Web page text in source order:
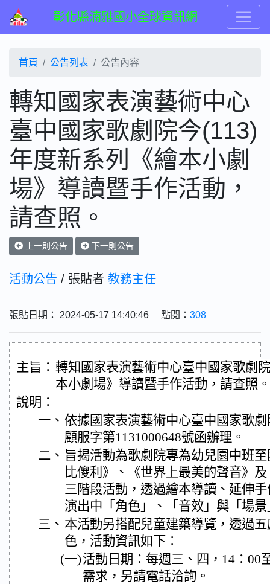
彰化縣湳雅國小全球資訊網
首頁 公告列表 公告內容
轉知國家表演藝術中心
臺中國家歌劇院今(113)
年度新系列《繪本小劇
場》導讀暨手作活動，
請查照。
上一則公告 下一則公告
活動公告 / 張貼者 教務主任
張貼日期： 2024-05-17 14:40:46 點閱： 308
主旨： 轉知國家表演藝術中心臺中國家歌劇
本小劇場》導讀暨手作活動，請查照。
說明：
一、 依據國家表演藝術中心臺中國家歌
顧服字第1131000648號函辦理。
二、 旨揭活動為歌劇院專為幼兒園中班
比傻利》、《世界上最美的聲音》
三階段活動，透過繪本導讀、延伸
演出中「角色」、「音效」與「場
三、 本活動另搭配兒童建築導覽，透過
色，活動資訊如下：
(一)活動日期：每週三、四，14：00
需求，另請電話洽詢。